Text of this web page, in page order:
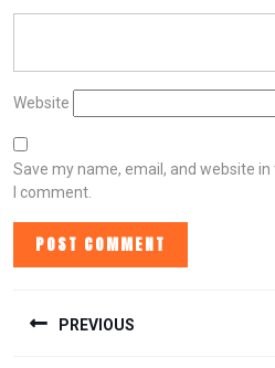
Website
Save my name, email, and website
I comment.
NAVIGATION
PREVIOUS